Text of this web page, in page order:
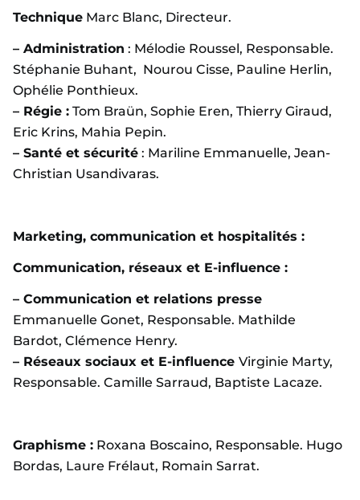
Technique Marc Blanc, Directeur.
– Administration : Mélodie Roussel, Responsable.
Stéphanie Buhant, Nourou Cisse, Pauline Herlin,
Ophélie Ponthieux.
– Régie : Tom Braün, Sophie Eren, Thierry Giraud,
Eric Krins, Mahia Pepin.
– Santé et sécurité : Mariline Emmanuelle, Jean-
Christian Usandivaras.
Marketing, communication et hospitalités :
Communication, réseaux et E-influence :
– Communication et relations presse
Emmanuelle Gonet, Responsable. Mathilde
Bardot, Clémence Henry.
– Réseaux sociaux et E-influence Virginie Marty,
Responsable. Camille Sarraud, Baptiste Lacaze.
Graphisme : Roxana Boscaino, Responsable. Hugo
Bordas, Laure Frélaut, Romain Sarrat.